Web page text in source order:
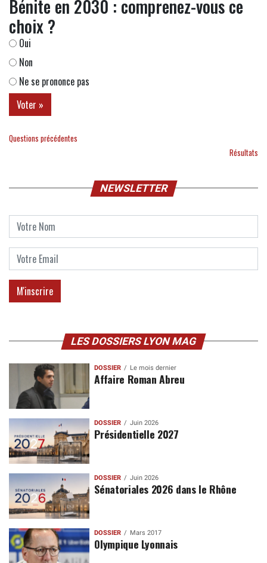
Bénite en 2030 : comprenez-vous ce
choix ?
Oui
Non
Ne se prononce pas
Questions précédentes
Résultats
NEWSLETTER
LES DOSSIERS LYON MAG
DOSSIER Le mois dernier
Affaire Roman Abreu
DOSSIER Juin 2026
Présidentielle 2027
DOSSIER Juin 2026
Sénatoriales 2026 dans le Rhône
DOSSIER Mars 2017
Olympique Lyonnais